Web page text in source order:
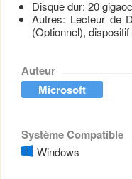
Disque dur: 20
Autres: Lecteur de
(Optionnel),
Auteur
Microsoft
Système Compatible
Windows